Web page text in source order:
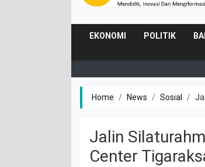
EKONOMI POLITIK
Home News Sosial
Jalin
Center